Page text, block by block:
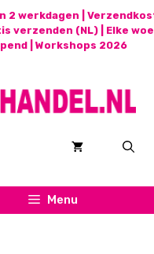
2 werkdagen |
verzenden (NL) | Elke
| Workshops 2026
Menu